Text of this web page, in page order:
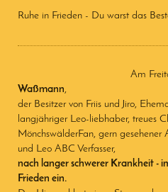
Ruhe in Frieden - Du warst das
Am
Waßmann,
der Besitzer von Friis und Jiro,
langjähriger Leo-liebhaber, treues
MönchswälderFan, gern
und Leo ABC Verfasser,
nach langer schwerer Krankheit -
Frieden ein.